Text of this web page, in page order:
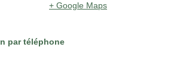
+ Google Maps
par téléphone